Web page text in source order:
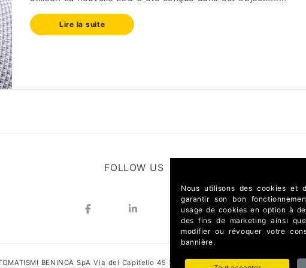
Lire la suite
FOLLOW US
BENINCÀ SpA Via del Capitello 45 36066 Sandrigo (Vicenza) Italy
Nous utilisons des cookies et
garantir son bon
usage de cookies en option à
des fins de marketing ainsi
modifier ou révoquer votre
bannière.